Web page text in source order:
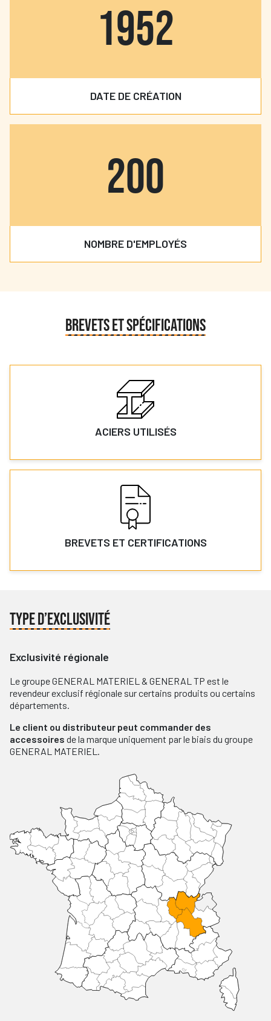
1952
DATE DE CRÉATION
200
NOMBRE D'EMPLOYÉS
BREVETS ET SPÉCIFICATIONS
ACIERS UTILISÉS
BREVETS ET CERTIFICATIONS
TYPE D’EXCLUSIVITÉ
Exclusivité régionale
Le groupe GENERAL MATERIEL & GENERAL TP est le
revendeur exclusif régionale sur certains produits ou certains
départements.
Le client ou distributeur peut commander des
accessoires de la marque uniquement par le biais du groupe
GENERAL MATERIEL.